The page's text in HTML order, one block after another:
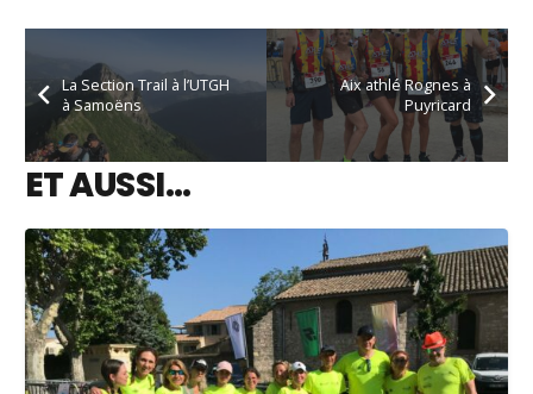
La Section Trail à l’UTGH
à Samoëns
Aix athlé Rognes à
Puyricard
ET AUSSI…